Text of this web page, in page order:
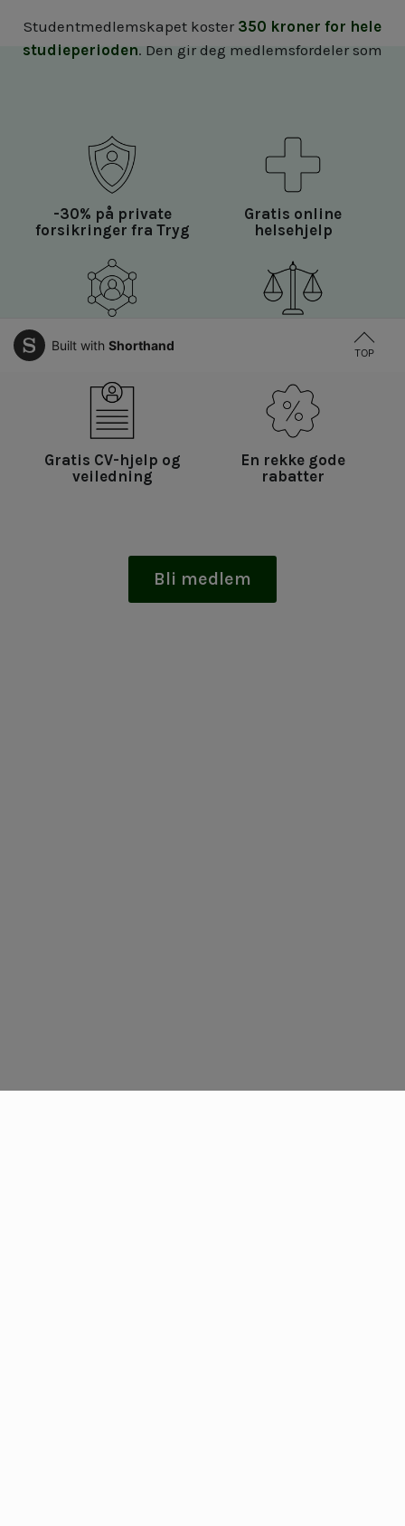
Studentmedlemskapet koster 350 kroner for hele
studieperioden. Den gir deg medlemsfordeler som
-30% på private
forsikringer fra Tryg
Gratis online
helsehjelp
Gratis kurs og
arrangementer
Gratis CV-hjelp og
veiledning
En rekke gode
rabatter
Bli medlem
TOP
Built with Shorthand